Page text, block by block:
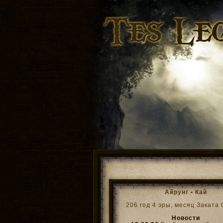
Айрунг • Кай
206 год 4 эры, месяц Заката
Новости